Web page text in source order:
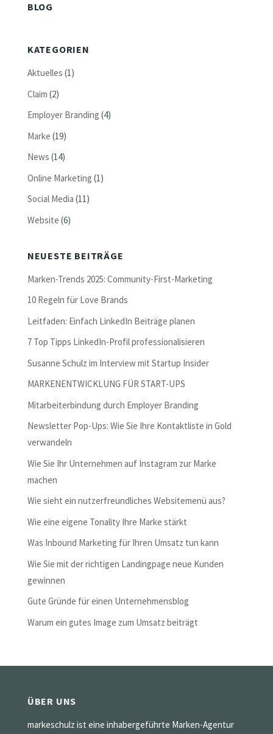
BLOG
KATEGORIEN
Aktuelles (1)
Claim (2)
Employer Branding (4)
Marke (19)
News (14)
Online Marketing (1)
Social Media (11)
Website (6)
NEUESTE BEITRÄGE
Marken-Trends 2025: Community-First-Marketing
10 Regeln für Love Brands
Leitfaden: Einfach LinkedIn Beiträge planen
7 Top Tipps LinkedIn-Profil professionalisieren
Susanne Schulz im Interview mit Startup Insider
MARKENENTWICKLUNG FÜR START-UPS
Mitarbeiterbindung durch Employer Branding
Newsletter Pop-Ups: Wie Sie Ihre Kontaktliste in Gold
verwandeln
Wie Sie Ihr Unternehmen auf Instagram zur Marke
machen
Wie sieht ein nutzerfreundliches Websitemenü aus?
Wie eine eigene Tonality Ihre Marke stärkt
Was Inbound Marketing für Ihren Umsatz tun kann
Wie Sie mit der richtigen Landingpage neue Kunden
gewinnen
Gute Gründe für einen Unternehmensblog
Warum ein gutes Image zum Umsatz beiträgt
ÜBER UNS
markeschulz ist eine inhabergeführte Marken-Agentur